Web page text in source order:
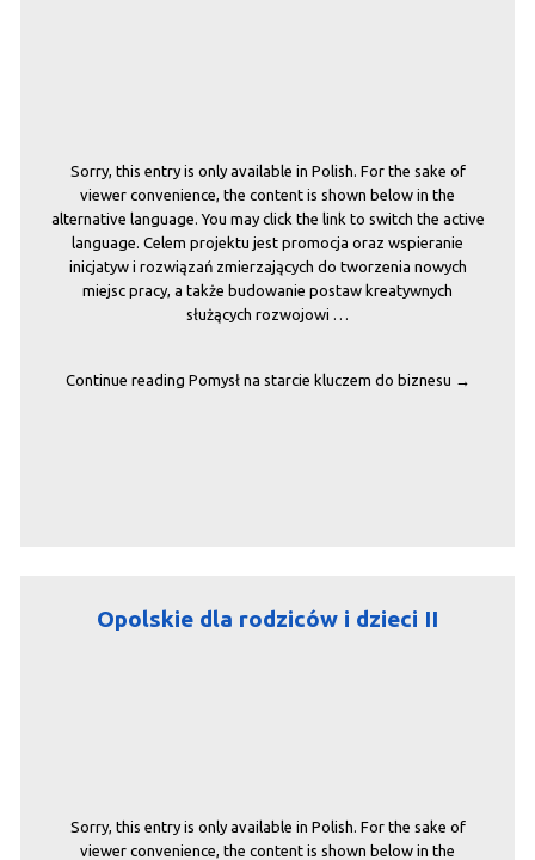
Sorry, this entry is only available in Polish. For the sake of
viewer convenience, the content is shown below in the
alternative language. You may click the link to switch the active
language. Celem projektu jest promocja oraz wspieranie
inicjatyw i rozwiązań zmierzających do tworzenia nowych
miejsc pracy, a także budowanie postaw kreatywnych
służących rozwojowi …
Continue reading Pomysł na starcie kluczem do biznesu →
Opolskie dla rodziców i dzieci II
Sorry, this entry is only available in Polish. For the sake of
viewer convenience, the content is shown below in the